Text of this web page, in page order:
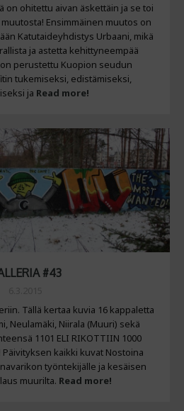
on ohitettu aivan äskettäin ja se toi
Ensimmäinen muutos on
Katutaideyhdistys Urbaani, mikä
ja astetta kehittyneempää
perustettu Kuopion seudun
tukemiseksi, edistämiseksi,
ja Read more!
#43
Tällä kertaa kuvia 16 kappaletta
Neulamäki, Niirala (Muuri) sekä
1101 ELI RIKOTTIIN 1000
Päivityksen kaikki kuvat Nostoina
työntekijälle ja kesäisen
muurilta. Read more!